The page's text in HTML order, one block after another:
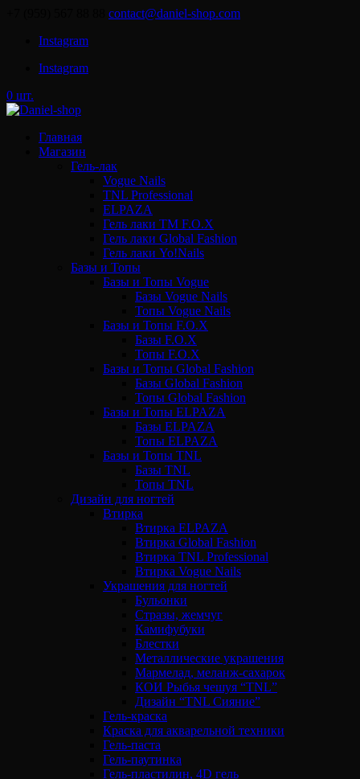
contact@daniel-shop.com
Instagram
Instagram
0 шт.
Главная
Магазин
Гель-лак
Vogue Nails
TNL Professional
ELPAZA
Гель лаки ТМ F.O.X
Гель лаки Global Fashion
Гель лаки Yo!Nails
Базы и Топы
Базы и Топы Vogue
Базы Vogue Nails
Топы Vogue Nails
Базы и Топы F.O.X
Базы F.O.X
Топы F.O.X
Базы и Топы Global Fashion
Базы Global Fashion
Топы Global Fashion
Базы и Топы ELPAZA
Базы ELPAZA
Топы ELPAZA
Базы и Топы TNL
Базы TNL
Топы TNL
Дизайн для ногтей
Втирка
Втирка ELPAZA
Втирка Global Fashion
Втирка TNL Professional
Втирка Vogue Nails
Украшения для ногтей
Бульонки
Стразы, жемчуг
Камифубуки
Блестки
Металлические украшения
Мармелад, меланж-сахарок
КОИ Рыбья чешуя “TNL”
Дизайн “TNL Сияние”
Гель-краска
Краска для акварельной техники
Гель-паста
Гель-паутинка
Гель-пластилин, 4D гель